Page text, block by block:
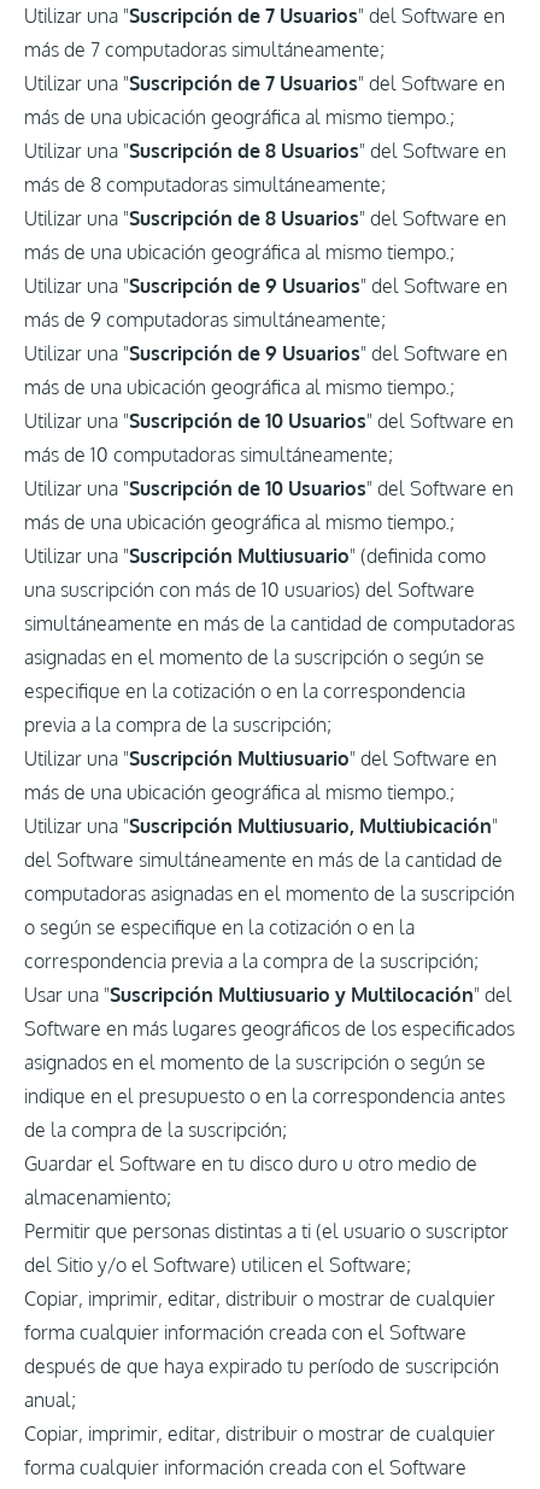
Utilizar una "Suscripción de 7 Usuarios" del Software en
más de 7 computadoras simultáneamente;
Utilizar una "Suscripción de 7 Usuarios" del Software en
más de una ubicación geográfica al mismo tiempo.;
Utilizar una "Suscripción de 8 Usuarios" del Software en
más de 8 computadoras simultáneamente;
Utilizar una "Suscripción de 8 Usuarios" del Software en
más de una ubicación geográfica al mismo tiempo.;
Utilizar una "Suscripción de 9 Usuarios" del Software en
más de 9 computadoras simultáneamente;
Utilizar una "Suscripción de 9 Usuarios" del Software en
más de una ubicación geográfica al mismo tiempo.;
Utilizar una "Suscripción de 10 Usuarios" del Software en
más de 10 computadoras simultáneamente;
Utilizar una "Suscripción de 10 Usuarios" del Software en
más de una ubicación geográfica al mismo tiempo.;
Utilizar una "Suscripción Multiusuario" (definida como
una suscripción con más de 10 usuarios) del Software
simultáneamente en más de la cantidad de computadoras
asignadas en el momento de la suscripción o según se
especifique en la cotización o en la correspondencia
previa a la compra de la suscripción;
Utilizar una "Suscripción Multiusuario" del Software en
más de una ubicación geográfica al mismo tiempo.;
Utilizar una "Suscripción Multiusuario, Multiubicación"
del Software simultáneamente en más de la cantidad de
computadoras asignadas en el momento de la suscripción
o según se especifique en la cotización o en la
correspondencia previa a la compra de la suscripción;
Usar una "Suscripción Multiusuario y Multilocación" del
Software en más lugares geográficos de los especificados
asignados en el momento de la suscripción o según se
indique en el presupuesto o en la correspondencia antes
de la compra de la suscripción;
Guardar el Software en tu disco duro u otro medio de
almacenamiento;
Permitir que personas distintas a ti (el usuario o suscriptor
del Sitio y/o el Software) utilicen el Software;
Copiar, imprimir, editar, distribuir o mostrar de cualquier
forma cualquier información creada con el Software
después de que haya expirado tu período de suscripción
anual;
Copiar, imprimir, editar, distribuir o mostrar de cualquier
forma cualquier información creada con el Software